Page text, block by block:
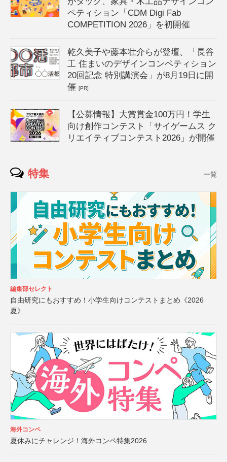
ペティション「CDM Digi Fab
COMPETITION 2026」を初開催
乾久美子や藤本壮介らが登壇、「長谷
工 住まいのデザインコンペティション
20回記念 特別講演会」が8月19日に開
催[PR]
【公募情報】大賞賞金100万円！学生
向け創作コンテスト「サイゲームス ク
リエイティブコンテスト2026」が開催
特集 一覧
編集部セレクト
自由研究にもおすすめ！小学生向けコンテストまとめ《2026
夏》
海外コンペ
夏休みにチャレンジ！海外コンペ特集2026